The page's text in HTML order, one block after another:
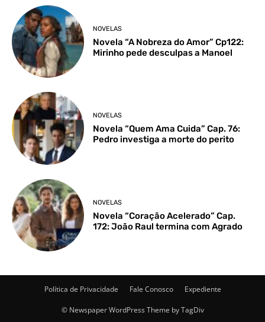
NOVELAS
Novela “A Nobreza do Amor” Cp122:
Mirinho pede desculpas a Manoel
NOVELAS
Novela “Quem Ama Cuida” Cap. 76:
Pedro investiga a morte do perito
NOVELAS
Novela “Coração Acelerado” Cap.
172: João Raul termina com Agrado
Política de Privacidade Fale Conosco Expediente
© Newspaper WordPress Theme by TagDiv